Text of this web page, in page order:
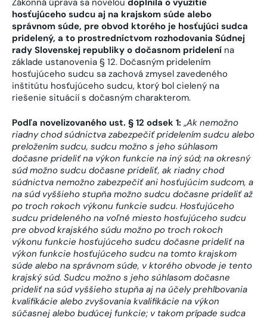
hosťujúceho sudcu aj na krajskom súde alebo
správnom súde, pre obvod ktorého je hosťujúci sudca
pridelený, a to prostredníctvom rozhodovania Súdnej
rady Slovenskej republiky o dočasnom pridelení na
základe ustanovenia § 12. Dočasným pridelením
hosťujúceho sudcu sa zachová zmysel zavedeného
inštitútu hosťujúceho sudcu, ktorý bol cielený na
riešenie situácií s dočasným charakterom.
Podľa novelizovaného ust. § 12 odsek 1: „Ak nemožno
riadny chod súdnictva zabezpečiť pridelením sudcu alebo
preložením sudcu, sudcu možno s jeho súhlasom
dočasne prideliť na výkon funkcie na iný súd; na okresný
súd možno sudcu dočasne prideliť, ak riadny chod
súdnictva nemožno zabezpečiť ani hosťujúcim sudcom, a
na súd vyššieho stupňa možno sudcu dočasne prideliť až
po troch rokoch výkonu funkcie sudcu. Hosťujúceho
sudcu prideleného na voľné miesto hosťujúceho sudcu
pre obvod krajského súdu možno po troch rokoch
výkonu funkcie hosťujúceho sudcu dočasne prideliť na
výkon funkcie hosťujúceho sudcu na tomto krajskom
súde alebo na správnom súde, v ktorého obvode je tento
krajský súd. Sudcu možno s jeho súhlasom dočasne
prideliť na súd vyššieho stupňa aj na účely prehlbovania
kvalifikácie alebo zvyšovania kvalifikácie na výkon
súčasnej alebo budúcej funkcie; v takom prípade sudca